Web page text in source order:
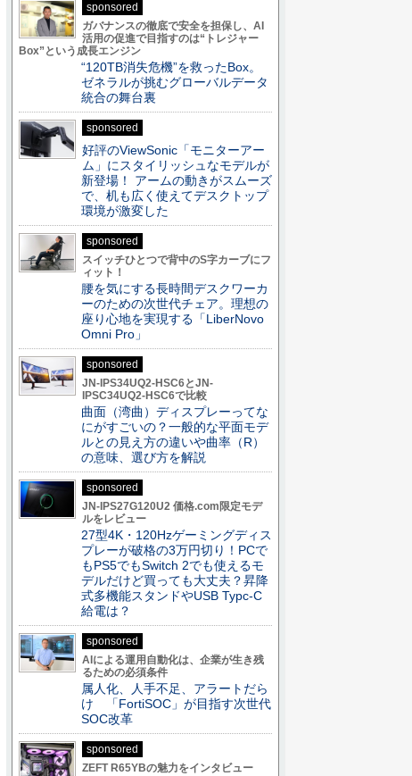
sponsored
ガバナンスの徹底で安全を担保し、AI
活用の促進で目指すのは“トレジャー
Box”という成長エンジン
“120TB消失危機”を救ったBox。
ゼネラルが挑むグローバルデータ
統合の舞台裏
sponsored
好評のViewSonic「モニターアー
ム」にスタイリッシュなモデルが
新登場！ アームの動きがスムーズ
で、机も広く使えてデスクトップ
環境が激変した
sponsored
スイッチひとつで背中のS字カーブにフ
ィット！
腰を気にする長時間デスクワーカ
ーのための次世代チェア。理想の
座り心地を実現する「LiberNovo
Omni Pro」
sponsored
JN-IPS34UQ2-HSC6とJN-
IPSC34UQ2-HSC6で比較
曲面（湾曲）ディスプレーってな
にがすごいの？一般的な平面モデ
ルとの見え方の違いや曲率（R）
の意味、選び方を解説
sponsored
JN-IPS27G120U2 価格.com限定モデ
ルをレビュー
27型4K・120Hzゲーミングディス
プレーが破格の3万円切り！PCで
もPS5でもSwitch 2でも使えるモ
デルだけど買っても大丈夫？昇降
式多機能スタンドやUSB Typc-C
給電は？
sponsored
AIによる運用自動化は、企業が生き残
るための必須条件
属人化、人手不足、アラートだら
け 「FortiSOC」が目指す次世代
SOC改革
sponsored
ZEFT R65YBの魅力をインタビュー